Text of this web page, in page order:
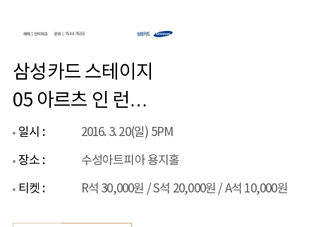
삼성카드 스테이지
05 아르츠 인 런던 -
대구
일시 :
2016. 3. 20(일) 5PM
장소 :
수성아트피아 용지홀
티켓 :
R석 30,000원 / S석 20,000원 / A석 10,000원